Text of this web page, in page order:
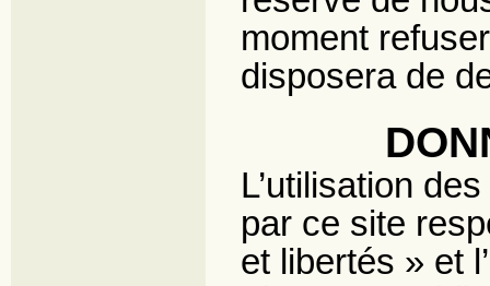
moment
disposera de
L’utilisation
par ce site
et libertés » et